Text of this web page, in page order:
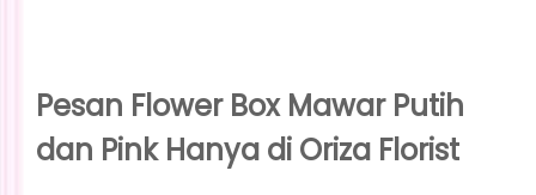
Pesan Flower Box Mawar Putih
dan Pink Hanya di Oriza Florist